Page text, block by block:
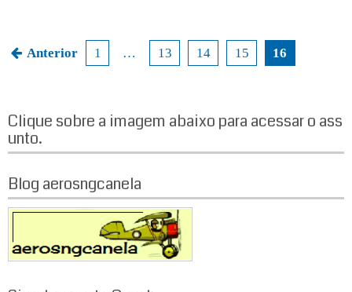
N
v
e
g
a
ç
Anterior 1 … 13 14 15 16
Clique sobre a imagem abaixo para acessar o ass
unto.
Blog aerosngcanela